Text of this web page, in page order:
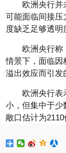
欧洲央行并
可能面临间接压
度缺乏足够透明
欧洲央行称
情景下，面临因
溢出效应而引发
欧洲央行表
小，但集中于少
敞口估计为2110